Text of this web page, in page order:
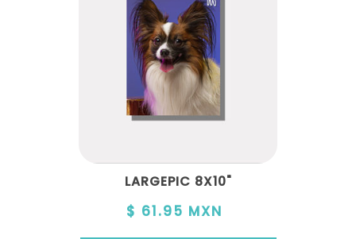
LARGEPIC 8X10"
$ 61.95 MXN